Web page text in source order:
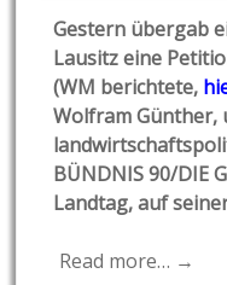
Gestern übergab
Lausitz eine
(WM berichtete,
Wolfram Günther,
BÜNDNIS 90/DIE
Landtag, auf
Read more… →